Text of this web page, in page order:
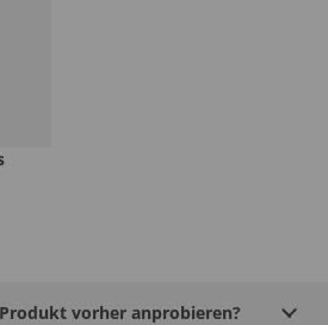
vorher anprobieren?